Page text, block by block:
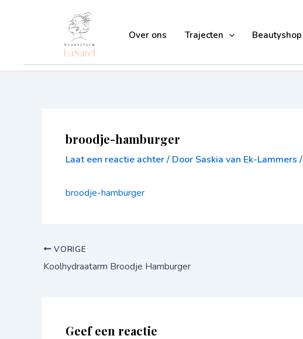
Over ons Trajecten Beautyshop
broodje-hamburger
Laat een reactie achter/ Door Saskia van Ek-Lammers /
broodje-hamburger
VORIGE
Koolhydraatarm Broodje Hamburger
Geef een reactie